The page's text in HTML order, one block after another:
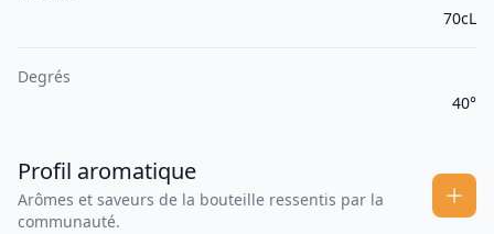
70cL
Degrés
40°
Profil aromatique
Arômes et saveurs de la bouteille ressentis par la
communauté.